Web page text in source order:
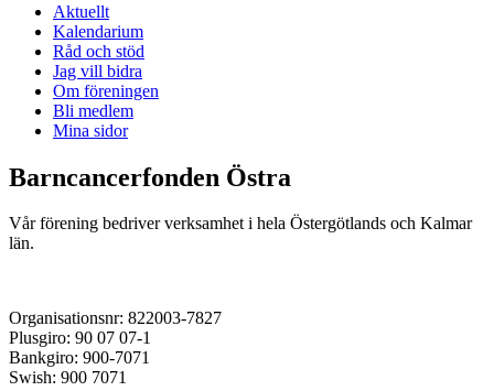
Aktuellt
Kalendarium
Råd och stöd
Jag vill bidra
Om föreningen
Bli medlem
Mina sidor
Barncancerfonden Östra
Vår förening bedriver verksamhet i hela Östergötlands och Kalmar
län.
Organisationsnr: 822003-7827
Plusgiro: 90 07 07-1
Bankgiro: 900-7071
Swish: 900 7071